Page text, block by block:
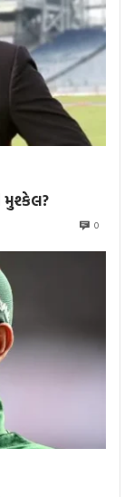
મુશ્કેલ?
0